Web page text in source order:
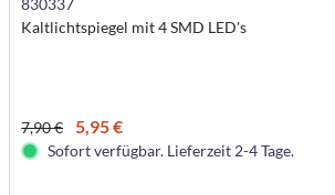
830337
Kaltlichtspiegel mit 4 SMD LED's
7,90 € 5,95 €
Sofort verfügbar. Lieferzeit 2-4 Tage.